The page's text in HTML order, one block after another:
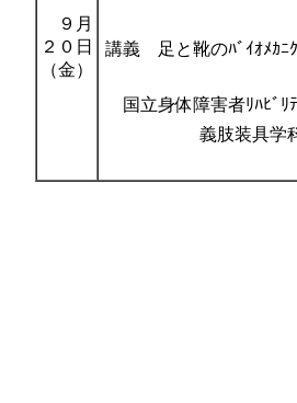
９月
２０日
（金）
講義 足と靴のﾊﾞｲｵﾒｶﾆ
国立身体障害者ﾘﾊﾋﾞﾘ
義肢装具